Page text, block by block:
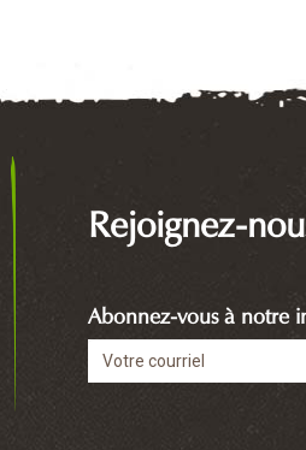
Rejoignez-
Abonnez-vous à notre